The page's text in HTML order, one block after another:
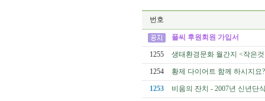
번호
풀씨 후원회원 가입서
1255 생태환경문화 월간지 <작은
1254 황제 다이어트 함께 하시지요
1253 비움의 잔치 - 2007년 신년단